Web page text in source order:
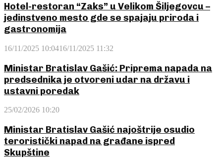
Hotel-restoran “Zaks” u Velikom Šiljegovcu –
jedinstveno mesto gde se spajaju priroda i
gastronomija
16/11/2025 10:0416/11/2025 11:32
Ministar Bratislav Gašić: Priprema napada na
predsednika je otvoreni udar na državu i
ustavni poredak
25/02/2026 10:20
Ministar Bratislav Gašić najoštrije osudio
teroristički napad na građane ispred
Skupštine